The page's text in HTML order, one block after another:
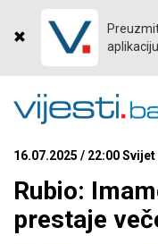
aplikaciju
16.07.2025 / 22:00
Rubio:
prestaje